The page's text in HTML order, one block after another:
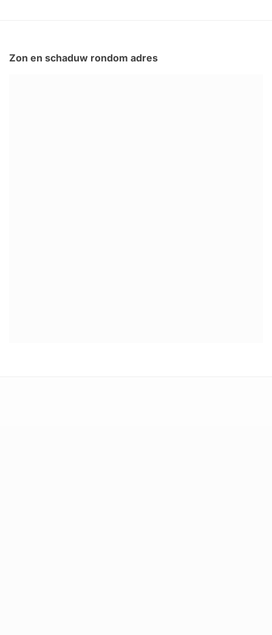
Zon en schaduw rondom adres